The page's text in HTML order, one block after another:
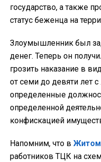
государство, а также
статус беженца на
Злоумышленник был
денег. Теперь он
грозить наказание в
от семи до девяти лет
определенные
определенной
конфискацией
Напомним, что в
работников ТЦК на